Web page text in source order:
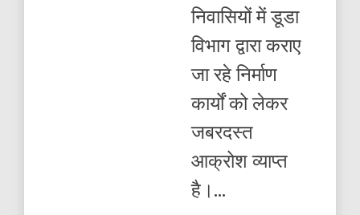
रही
फजीहत
निवासियों में डूडा
विभाग द्वारा कराए
जा रहे निर्माण
कार्यों को लेकर
जबरदस्त
आक्रोश व्याप्त
है।...